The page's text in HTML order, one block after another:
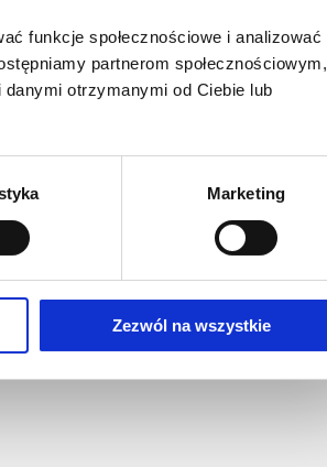
funkcje społecznościowe i analizować
partnerom społecznościowym,
otrzymanymi od Ciebie lub
Marketing
Zezwól na wszystkie